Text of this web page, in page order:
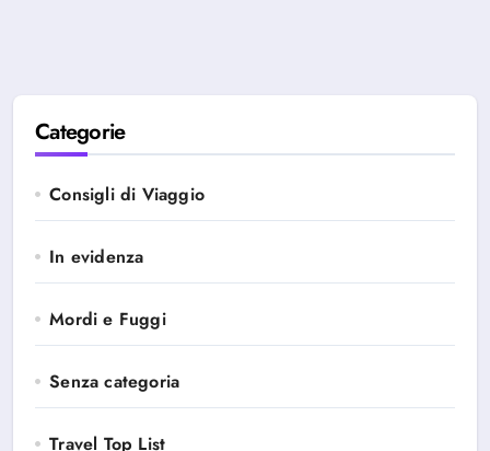
Categorie
Consigli di Viaggio
In evidenza
Mordi e Fuggi
Senza categoria
Travel Top List